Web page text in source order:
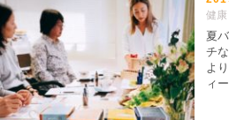
健康
夏
チ
よ
ィ